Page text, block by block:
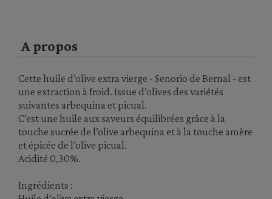
A propos
Cette huile d’olive extra vierge - Senorio de Bernal - est
une extraction à froid. Issue d’olives des variétés
suivantes arbequina et picual.
C’est une huile aux saveurs équilibrées grâce à la
touche sucrée de l’olive arbequina et à la touche amère
et épicée de l’olive picual.
Acidité 0,30%.
Ingrédients :